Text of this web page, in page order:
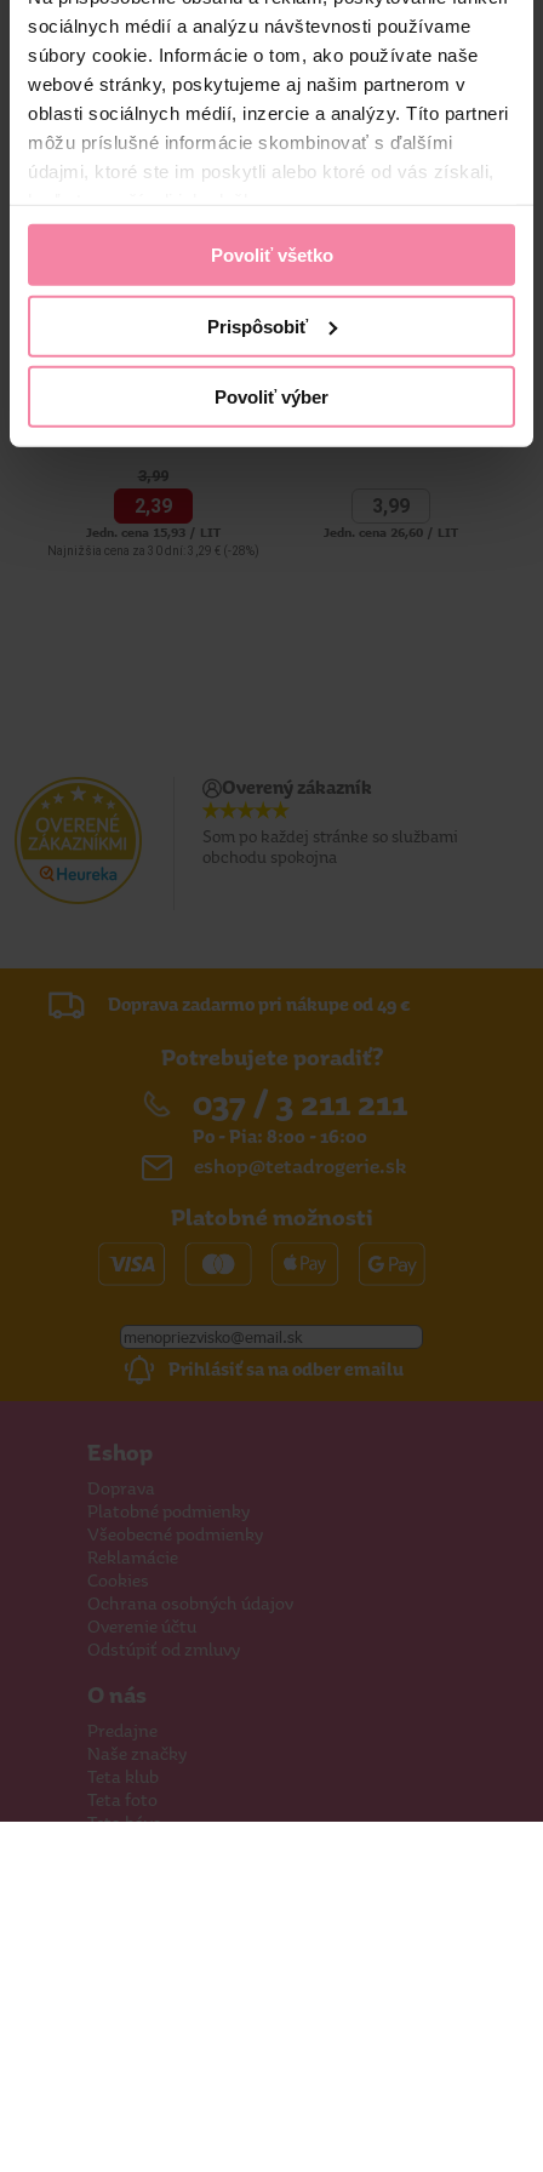
sociálnych médií a analýzu návštevnosti používame
súbory cookie. Informácie o tom, ako používate naše
webové stránky, poskytujeme aj našim partnerom v
oblasti sociálnych médií, inzercie a analýzy. Títo partneri
môžu príslušné informácie skombinovať s ďalšími
údajmi, ktoré ste im poskytli alebo ktoré od vás získali,
Povoliť všetko
Prispôsobiť
Povoliť výber
Zloženie
High-contrast mode
Alternatívne produkty
Axe dezodorant 150 ml Dark
Temptation
3,99
2,39
Jedn. cena 15,93 / LIT
Najnižšia cena za 30 dní: 3,29 € (-28%)
STR8 dezodorant FR34K 150
ml
3,99
Jedn. cena 26,60 / LIT
Overený zákazník
Som po každej stránke so službami
obchodu spokojna
Doprava zadarmo pri nákupe od 49 €
Potrebujete poradiť?
037 / 3 211 211
Po - Pia: 8:00 - 16:00
eshop@tetadrogerie.sk
Platobné možnosti
Prihlásiť sa na odber emailu
Eshop
Doprava
Platobné podmienky
Všeobecné podmienky
Reklamácie
Cookies
Ochrana osobných údajov
Overenie účtu
Odstúpiť od zmluvy
O nás
Predajne
Naše značky
Teta klub
Teta foto
Teta káva